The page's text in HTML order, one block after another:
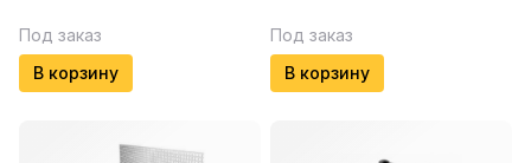
Под заказ
В корзину
Под заказ
В корзину